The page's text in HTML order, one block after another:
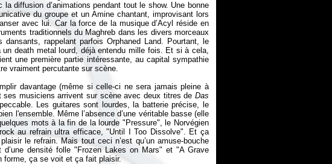
diffusion d’animations pendant tout le show. Une bonne
du groupe et un Amine chantant, improvisant lors
avec lui. Car la force de la musique d’Acyl réside en
traditionnels du Maghreb dans les divers morceaux
rappelant parfois Orphaned Land. Pourtant, le
death metal lourd, déjà entendu mille fois. Et si à cela,
une première partie intéressante, au capital sympathie
vraiment percutante sur scène.
davantage (même si celle-ci ne sera jamais pleine à
musiciens arrivent sur scène avec deux titres deDas
Les guitares sont lourdes, la batterie précise, le
l'ensemble. Même l’absence d’une véritable basse (elle
mots à la fin de la lourde "Pressure", le Norvégien
au refrain ultra efficace, "Until I Too Dissolve". Et ça
le refrain. Mais tout ceci n’est qu’un amuse-bouche
densité folle "Frozen Lakes on Mars" et "A Grave
forme, ça se voit et ça fait plaisir.